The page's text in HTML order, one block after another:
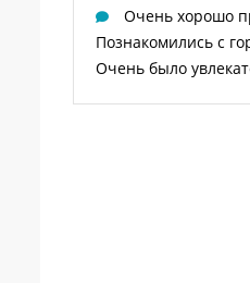
Очень хорошо
Познакомились с
Очень было